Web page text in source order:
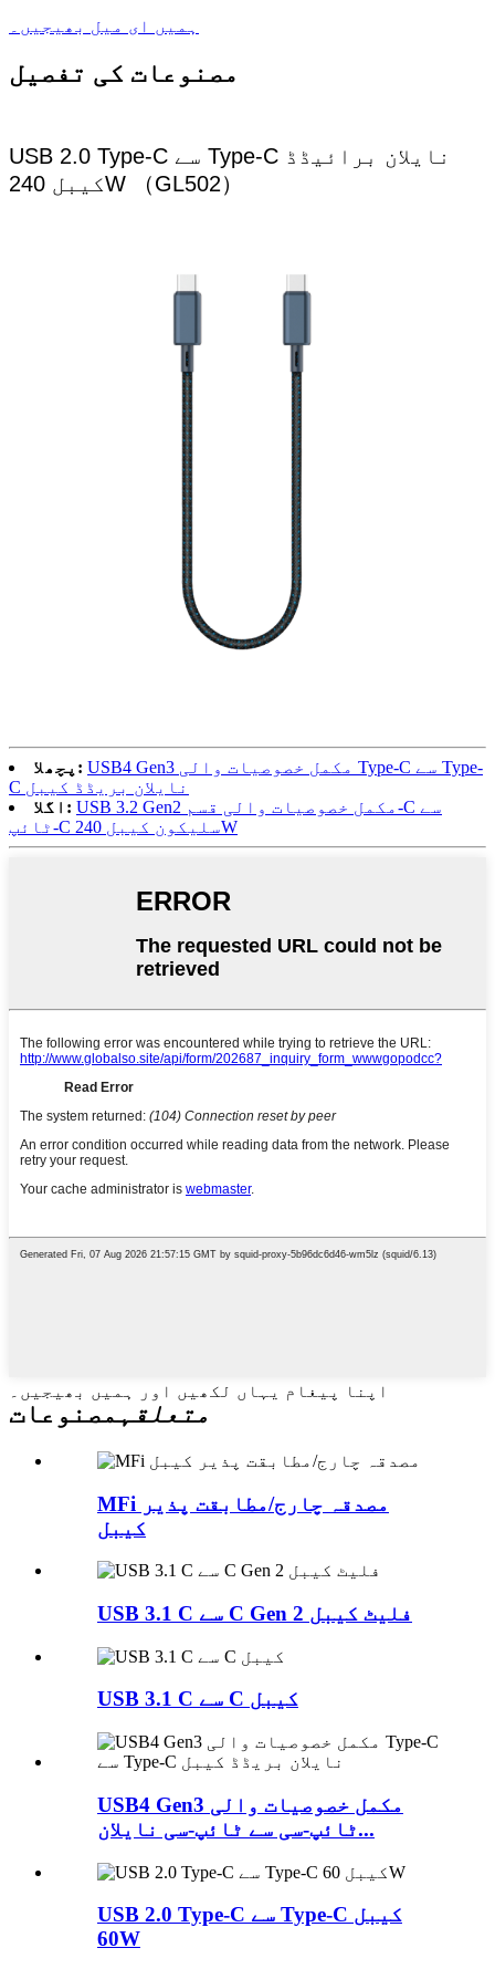
ہمیں ای میل بھیجیں۔
مصنوعات کی تفصیل
USB 2.0 Type-C سے Type-C نایلان برائیڈڈ
کیبل 240W （GL502）
پچھلا: USB4 Gen3 مکمل خصوصیات والی Type-C سے Type-
C نایلان بریڈڈ کیبل
اگلا: USB 3.2 Gen2 مکمل خصوصیات والی قسم-C سے
ٹائپ-C سلیکون کیبل 240W
اپنا پیغام یہاں لکھیں اور ہمیں بھیجیں۔
متعلقہمصنوعات
MFi مصدقہ چارج/مطابقت پذیر
کیبل
USB 3.1 C سے C Gen 2 فلیٹ کیبل
USB 3.1 C سے C کیبل
USB4 Gen3 مکمل خصوصیات والی
ٹائپ-سی سے ٹائپ-سی نایلان...
USB 2.0 Type-C سے Type-C کیبل
60W